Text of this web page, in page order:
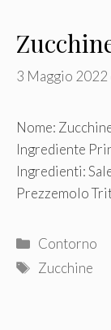
3 Maggio 2022
Nome:
Ingrediente
Ingredienti:
Prezzemolo
Categorie
Contorno
Tag
Zucchine